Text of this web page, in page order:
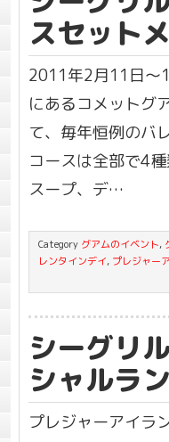
スセット
2011年2月11日〜
にあるコメットグ
て、毎年恒例のバ
コースは全部で4
スープ、デ…
Category グアムのイベント,
レンタインデイ, プレジャー
シーグリ
シャルラ
プレジャーアイラ